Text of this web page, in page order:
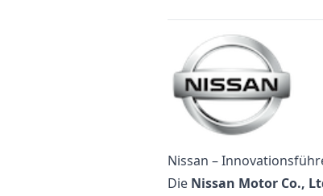
Nissan –
Die Nissan Motor Co.,